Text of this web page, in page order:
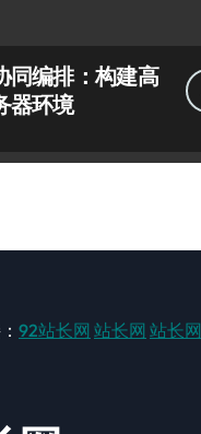
同编排：构建高
器环境
92站长网 站长网 站长网